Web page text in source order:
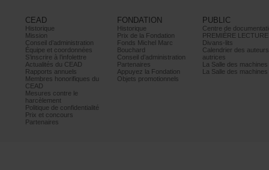
CEAD
Historique
Mission
Conseild’administration
Équipeetcoordonnées
S’inscrireàl’infolettre
ActualitésduCEAD
Rapportsannuels
Membreshonorifiquesdu
CEAD
Mesurescontrele
harcèlement
Politiquedeconfidentialité
Prixetconcours
Partenaires
FONDATION
Historique
PrixdelaFondation
FondsMichelMarc
Bouchard
Conseild’administration
Partenaires
AppuyezlaFondation
Objetspromotionnels
PUBLIC
PREMIÈRELECTURE
Divans-lits
autrices